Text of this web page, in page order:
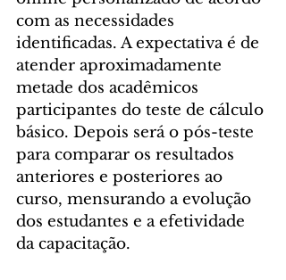
com as necessidades
identificadas. A expectativa é de
atender aproximadamente
metade dos acadêmicos
participantes do teste de cálculo
básico. Depois será o pós-teste
para comparar os resultados
anteriores e posteriores ao
curso, mensurando a evolução
dos estudantes e a efetividade
da capacitação.